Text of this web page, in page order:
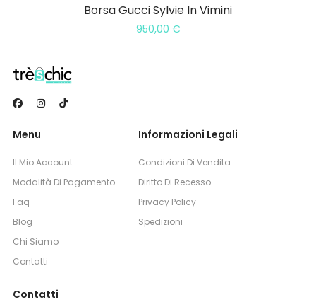
Borsa Gucci Sylvie In Vimini
950,00 €
Menu
Il Mio Account
Modalità Di Pagamento
Faq
Blog
Chi Siamo
Contatti
Informazioni Legali
Condizioni Di Vendita
Diritto Di Recesso
Privacy Policy
Spedizioni
Contatti